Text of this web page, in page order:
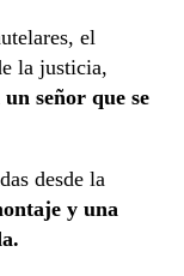
el
la justicia,
señor que se
desde la
y una